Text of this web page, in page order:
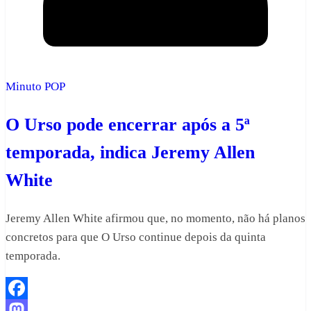
Minuto POP
O Urso pode encerrar após a 5ª
temporada, indica Jeremy Allen
White
Jeremy Allen White afirmou que, no momento, não há planos
concretos para que O Urso continue depois da quinta
temporada.